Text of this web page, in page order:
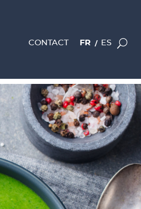
CONTACT FR ES